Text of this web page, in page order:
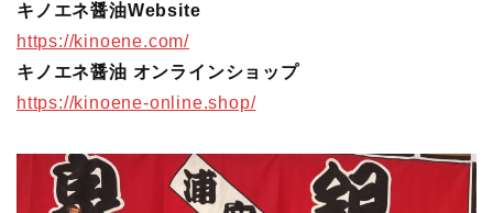
キノエネ醤油Website
https://kinoene.com/
キノエネ醤油 オンラインショップ
https://kinoene-online.shop/